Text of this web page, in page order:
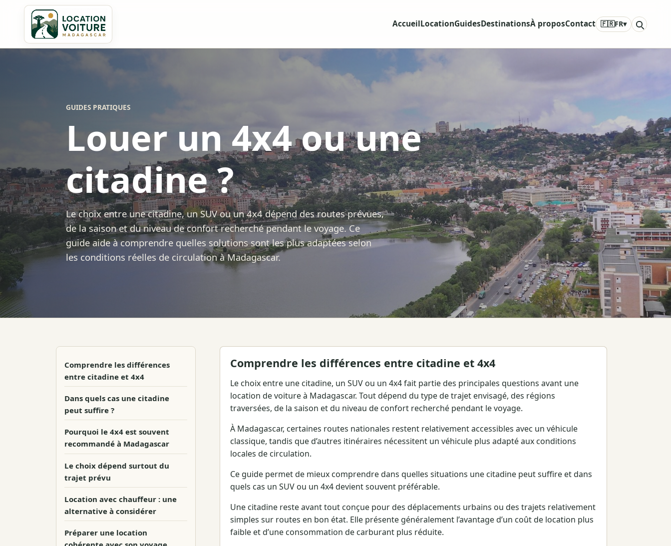
AccueilLocationGuidesDestinationsÀ proposContact 🇫🇷FR▾
GUIDES PRATIQUES
Louer un 4x4 ou une
citadine ?
Le choix entre une citadine, un SUV ou un 4x4 dépend des routes prévues,
de la saison et du niveau de confort recherché pendant le voyage. Ce
guide aide à comprendre quelles solutions sont les plus adaptées selon
les conditions réelles de circulation à Madagascar.
Comprendre les différences
entre citadine et 4x4
Dans quels cas une citadine
peut suffire ?
Pourquoi le 4x4 est souvent
recommandé à Madagascar
Le choix dépend surtout du
trajet prévu
Location avec chauffeur : une
alternative à considérer
Préparer une location
Comprendre les différences entre citadine et 4x4
Le choix entre une citadine, un SUV ou un 4x4 fait partie des principales questions avant une
location de voiture à Madagascar. Tout dépend du type de trajet envisagé, des régions
traversées, de la saison et du niveau de confort recherché pendant le voyage.
À Madagascar, certaines routes nationales restent relativement accessibles avec un véhicule
classique, tandis que d’autres itinéraires nécessitent un véhicule plus adapté aux conditions
locales de circulation.
Ce guide permet de mieux comprendre dans quelles situations une citadine peut suffire et dans
quels cas un SUV ou un 4x4 devient souvent préférable.
Une citadine reste avant tout conçue pour des déplacements urbains ou des trajets relativement
simples sur routes en bon état. Elle présente généralement l’avantage d’un coût de location plus
faible et d’une consommation de carburant plus réduite.